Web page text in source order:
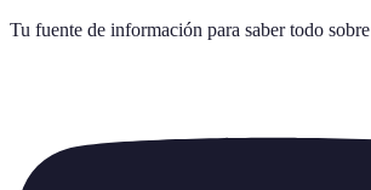
Tu fuente de información para saber todo sobre